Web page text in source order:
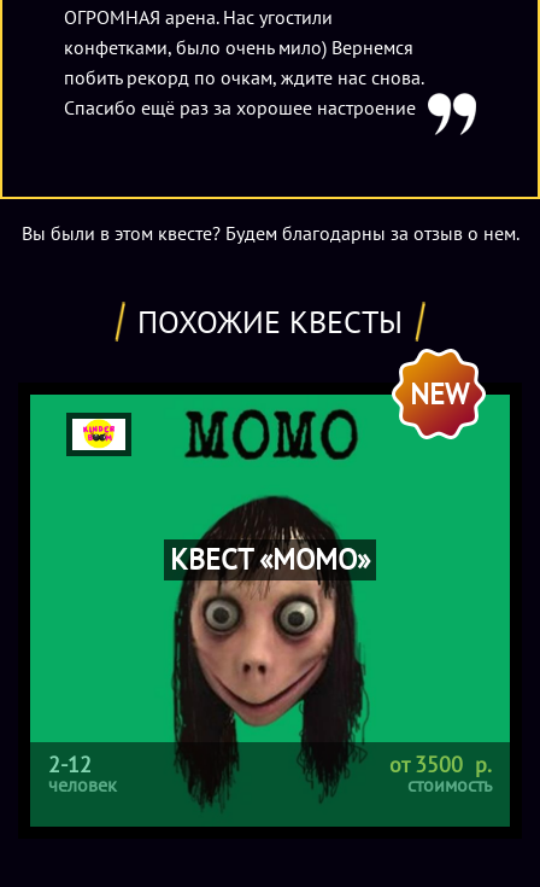
ОГРОМНАЯ арена. Нас угостили
конфетками, было очень мило) Вернемся
побить рекорд по очкам, ждите нас снова.
Спасибо ещё раз за хорошее настроение
Вы были в этом квесте? Будем благодарны за отзыв о нем.
ПОХОЖИЕ КВЕСТЫ
КВЕСТ «МОМО»
2-12
человек
от 3500 р.
стоимость
NEW